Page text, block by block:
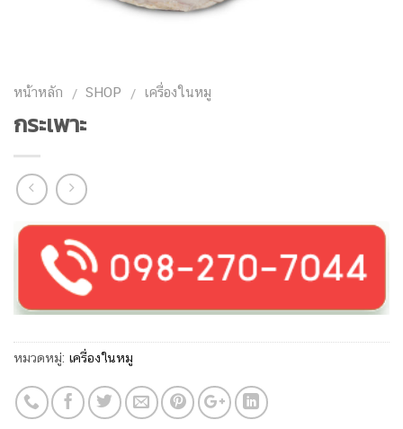
หน้าหลัก / SHOP / เครื่องในหมู
กระเพาะ
หมวดหมู่: เครื่องในหมู